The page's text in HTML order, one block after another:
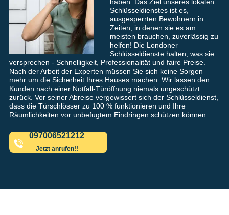
Schlüsseldienstes ist es,
ausgesperrten Bewohnern in
Zeiten, in denen sie es am
meisten brauchen, zuverlässig zu
helfen! Die Londoner
Schlüsseldienste halten, was sie
versprechen - Schnelligkeit, Professionalität und faire Preise.
Nach der Arbeit der Experten müssen Sie sich keine Sorgen
mehr um die Sicherheit Ihres Hauses machen. Wir lassen den
Kunden nach einer Notfall-Türöffnung niemals ungeschützt
zurück. Vor seiner Abreise vergewissert sich der Schlüsseldienst,
dass die Türschlösser zu 100 % funktionieren und Ihre
Räumlichkeiten vor unbefugtem Eindringen schützen können.
097006521212
Jetzt anrufen!!